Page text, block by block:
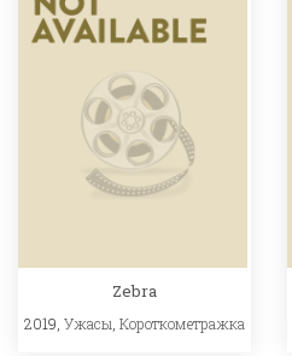
Zebra
2019, Ужасы, Короткометражка